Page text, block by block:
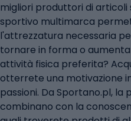
migliori produttori di articoli
sportivo multimarca
l'attrezzatura necessaria
tornare in forma o
attività fisica preferita?
otterrete una motivazione
passioni. Da Sportano.pl, la
combinano con la